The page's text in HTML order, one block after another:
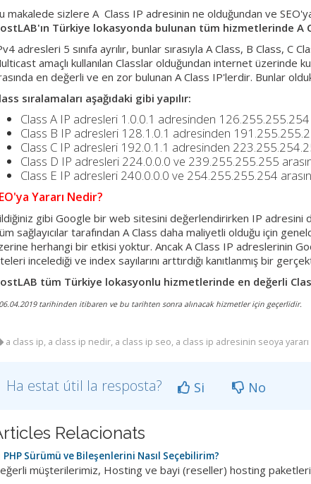
makalede sizlere A Class IP adresinin ne olduğundan ve
Türkiye lokasyonda bulunan tüm hizmetlerinde A
adresleri 5 sınıfa ayrılır, bunlar sırasıyla A Class, B Class, C
amaçlı kullanılan Classlar olduğundan internet üzerinde
en değerli ve en zor bulunan A Class IP'lerdir. Bunlar
sıralamaları aşağıdaki gibi yapılır:
Class A IP adresleri 1.0.0.1 adresinden 126.255.255.254
Class B IP adresleri 128.1.0.1 adresinden
Class C IP adresleri 192.0.1.1 adresinden
Class D IP adresleri 224.0.0.0 ve 239.255.255.255
Class E IP adresleri 240.0.0.0 ve 254.255.255.254
Yararı Nedir?
gibi Google bir web sitesini değerlendirirken IP adresini
sağlayıcılar tarafından A Class daha maliyetli olduğu için
herhangi bir etkisi yoktur. Ancak A Class IP adreslerinin
incelediği ve index sayılarını arttırdığı kanıtlanmış bir
tüm Türkiye lokasyonlu hizmetlerinde en değerli
tarihinden itibaren ve bu tarihten sonra alınacak hizmetler için geçerlidir.
a class ip, a class ip nedir, a class ip seo, a class ip adresinin seoya yararı
Ha estat útil la resposta? Si No
Relacionats
PHP Sürümü ve Bileşenlerini Nasıl Seçebilirim?
müşterilerimiz, Hosting ve bayi (reseller) hosting